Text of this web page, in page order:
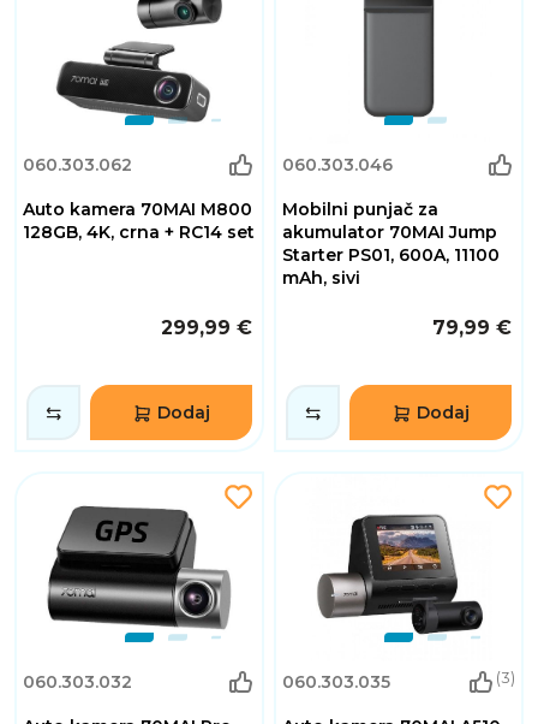
060.303.062
Auto kamera 70MAI M800
128GB, 4K, crna + RC14 set
299,99 €
Dodaj
060.303.046
Mobilni punjač za
akumulator 70MAI Jump
Starter PS01, 600A, 11100
mAh, sivi
79,99 €
Dodaj
060.303.032 060.303.035 (3)